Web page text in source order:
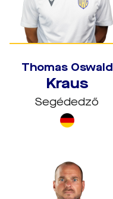
Thomas Oswald
Kraus
Segédedző